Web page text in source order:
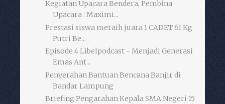
Kegiatan Upacara Bendera, Pembina
Upacara : Maximi...
Prestasi siswa meraih juara 1 CADET 61 Kg
Putri Be...
Episode 4 Libelpodcast - Menjadi Generasi
Emas Ant...
Penyerahan Bantuan Bencana Banjir di
Bandar Lampung
Briefing Pengarahan Kepala SMA Negeri 15